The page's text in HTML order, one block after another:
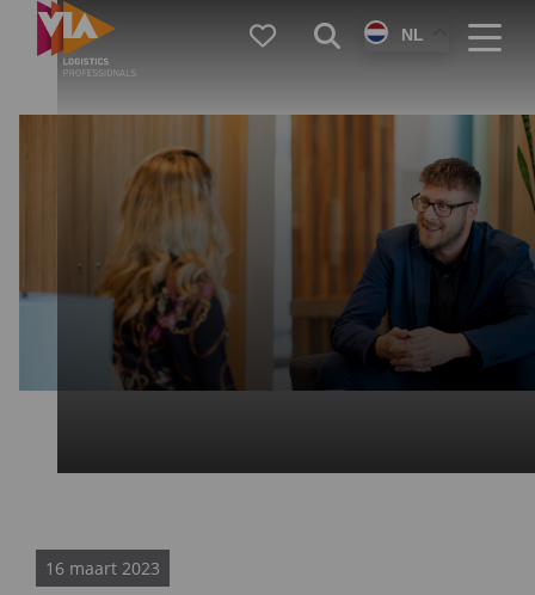
VIA
Logistics
FavorietenZoekenNL
16 maart 2023